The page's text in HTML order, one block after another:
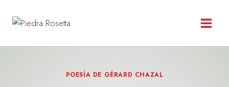
POESÍA DE GÉRARD CHAZAL